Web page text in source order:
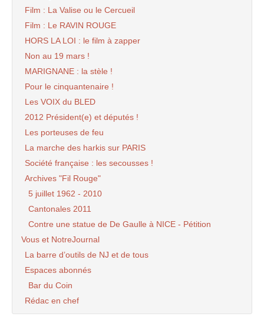
Film : La Valise ou le Cercueil
Film : Le RAVIN ROUGE
HORS LA LOI : le film à zapper
Non au 19 mars !
MARIGNANE : la stèle !
Pour le cinquantenaire !
Les VOIX du BLED
2012 Président(e) et députés !
Les porteuses de feu
La marche des harkis sur PARIS
Société française : les secousses !
Archives "Fil Rouge"
5 juillet 1962 - 2010
Cantonales 2011
Contre une statue de De Gaulle à NICE - Pétition
Vous et NotreJournal
La barre d’outils de NJ et de tous
Espaces abonnés
Bar du Coin
Rédac en chef